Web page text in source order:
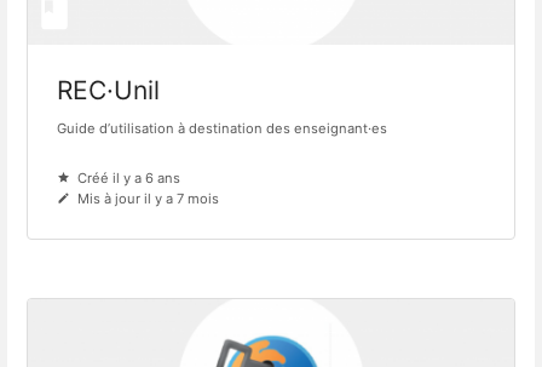
REC·Unil
Guide d’utilisation à destination des enseignant·es
Créé il y a 6 ans
Mis à jour il y a 7 mois